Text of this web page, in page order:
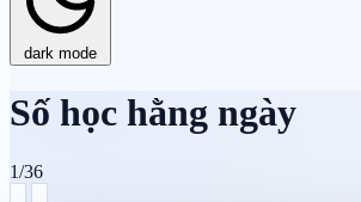
dark mode
Số học hằng ngày
1/36